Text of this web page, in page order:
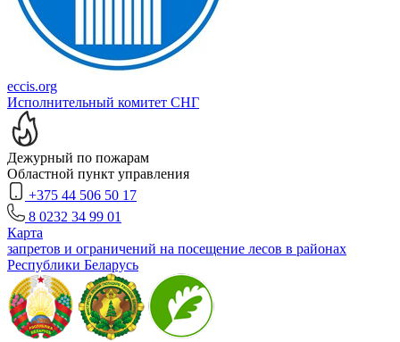
eccis.org
Исполнительный комитет СНГ
Дежурный по пожарам
Областной пункт управления
+375 44 506 50 17
8 0232 34 99 01
Карта
запретов и ограничений на посещение лесов в районах
Республики Беларусь